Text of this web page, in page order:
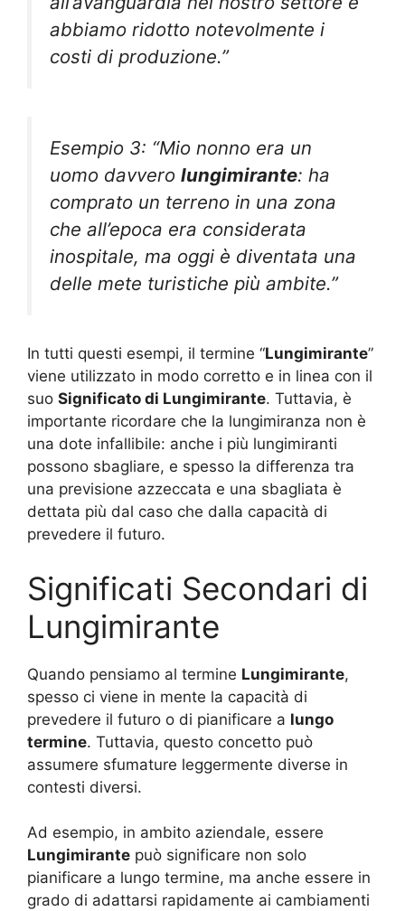
abbiamo ridotto notevolmente i
costi di produzione.”
Esempio 3: “Mio nonno era un
uomo davvero lungimirante: ha
comprato un terreno in una zona
che all’epoca era considerata
inospitale, ma oggi è diventata una
delle mete turistiche più ambite.”
In tutti questi esempi, il termine “Lungimirante”
viene utilizzato in modo corretto e in linea con il
suo Significato di Lungimirante. Tuttavia, è
importante ricordare che la lungimiranza non è
una dote infallibile: anche i più lungimiranti
possono sbagliare, e spesso la differenza tra
una previsione azzeccata e una sbagliata è
dettata più dal caso che dalla capacità di
prevedere il futuro.
Significati Secondari di
Lungimirante
Quando pensiamo al termine Lungimirante,
spesso ci viene in mente la capacità di
prevedere il futuro o di pianificare a lungo
termine. Tuttavia, questo concetto può
assumere sfumature leggermente diverse in
contesti diversi.
Ad esempio, in ambito aziendale, essere
Lungimirante può significare non solo
pianificare a lungo termine, ma anche essere in
grado di adattarsi rapidamente ai cambiamenti